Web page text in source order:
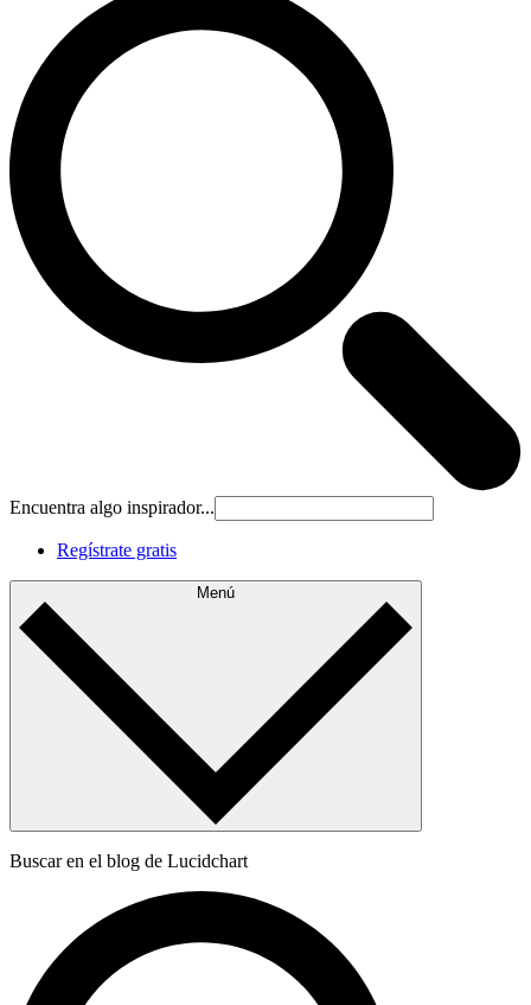
Encuentra algo inspirador...
Regístrate gratis
Menú
Buscar en el blog de Lucidchart